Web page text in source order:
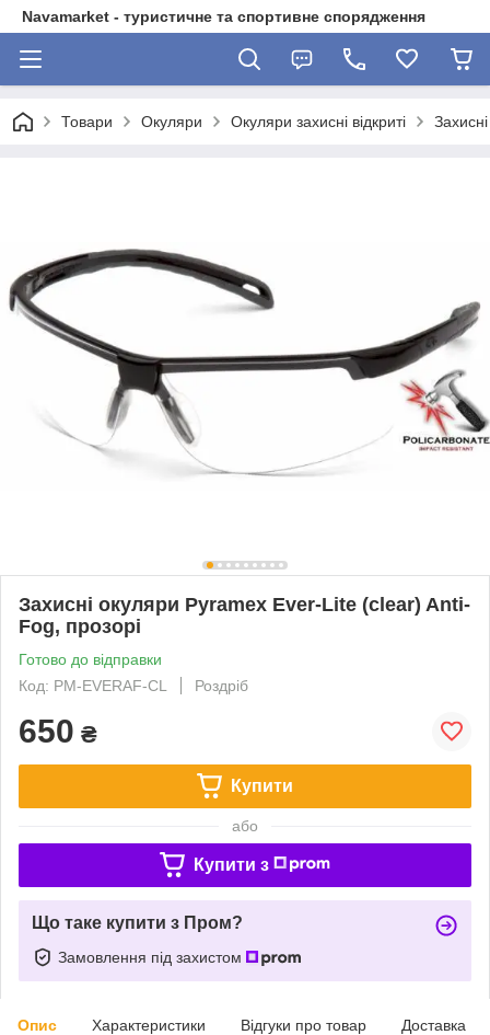
Navamarket - туристичне та спортивне спорядження
Товари Окуляри Окуляри захисні відкриті
Захисні окуляри Pyramex Ever-Lite (clear) Anti-
Fog, прозорі
Готово до відправки
Код: PM-EVERAF-CL
Роздріб
650 ₴
Купити
або
Купити з
Що таке купити з Пром?
Замовлення під захистом
Опис Характеристики Відгуки про товар Доставка